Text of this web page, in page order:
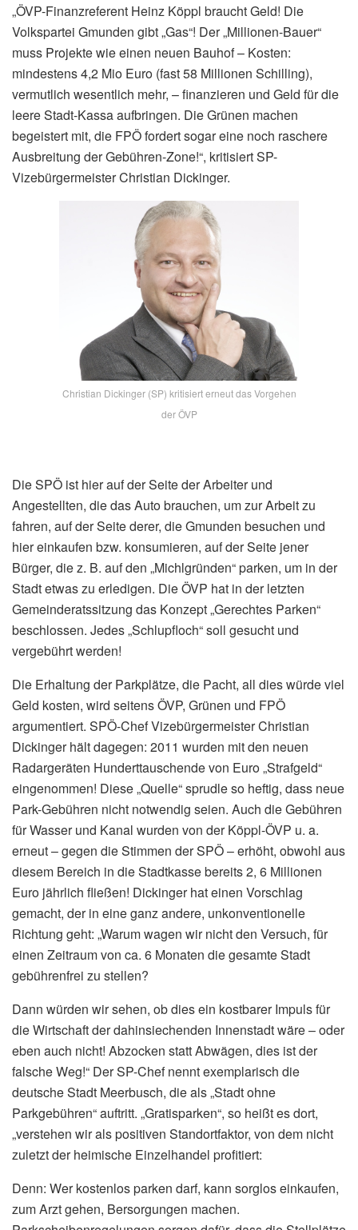
„ÖVP-Finanzreferent Heinz Köppl braucht Geld! Die
Volkspartei Gmunden gibt „Gas“! Der „Millionen-Bauer“
muss Projekte wie einen neuen Bauhof – Kosten:
mindestens 4,2 Mio Euro (fast 58 Millionen Schilling),
vermutlich wesentlich mehr, – finanzieren und Geld für die
leere Stadt-Kassa aufbringen. Die Grünen machen
begeistert mit, die FPÖ fordert sogar eine noch raschere
Ausbreitung der Gebühren-Zone!“, kritisiert SP-
Vizebürgermeister Christian Dickinger.
Christian Dickinger (SP) kritisiert erneut das Vorgehen
der ÖVP
Die SPÖ ist hier auf der Seite der Arbeiter und
Angestellten, die das Auto brauchen, um zur Arbeit zu
fahren, auf der Seite derer, die Gmunden besuchen und
hier einkaufen bzw. konsumieren, auf der Seite jener
Bürger, die z. B. auf den „Michlgründen“ parken, um in der
Stadt etwas zu erledigen. Die ÖVP hat in der letzten
Gemeinderatssitzung das Konzept „Gerechtes Parken“
beschlossen. Jedes „Schlupfloch“ soll gesucht und
vergebührt werden!
Die Erhaltung der Parkplätze, die Pacht, all dies würde viel
Geld kosten, wird seitens ÖVP, Grünen und FPÖ
argumentiert. SPÖ-Chef Vizebürgermeister Christian
Dickinger hält dagegen: 2011 wurden mit den neuen
Radargeräten Hunderttauschende von Euro „Strafgeld“
eingenommen! Diese „Quelle“ sprudle so heftig, dass neue
Park-Gebühren nicht notwendig seien. Auch die Gebühren
für Wasser und Kanal wurden von der Köppl-ÖVP u. a.
erneut – gegen die Stimmen der SPÖ – erhöht, obwohl aus
diesem Bereich in die Stadtkasse bereits 2, 6 Millionen
Euro jährlich fließen! Dickinger hat einen Vorschlag
gemacht, der in eine ganz andere, unkonventionelle
Richtung geht: „Warum wagen wir nicht den Versuch, für
einen Zeitraum von ca. 6 Monaten die gesamte Stadt
gebührenfrei zu stellen?
Dann würden wir sehen, ob dies ein kostbarer Impuls für
die Wirtschaft der dahinsiechenden Innenstadt wäre – oder
eben auch nicht! Abzocken statt Abwägen, dies ist der
falsche Weg!“ Der SP-Chef nennt exemplarisch die
deutsche Stadt Meerbusch, die als „Stadt ohne
Parkgebühren“ auftritt. „Gratisparken“, so heißt es dort,
„verstehen wir als positiven Standortfaktor, von dem nicht
zuletzt der heimische Einzelhandel profitiert:
Denn: Wer kostenlos parken darf, kann sorglos einkaufen,
zum Arzt gehen, Bersorgungen machen.